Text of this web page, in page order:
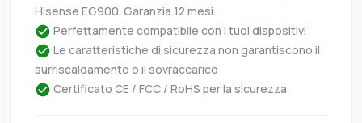
Hisense EG900. Garanzia 12 mesi.
Perfettamente compatibile con i tuoi dispositivi
Le caratteristiche di sicurezza non garantiscono il
surriscaldamento o il sovraccarico
Certificato CE / FCC / RoHS per la sicurezza